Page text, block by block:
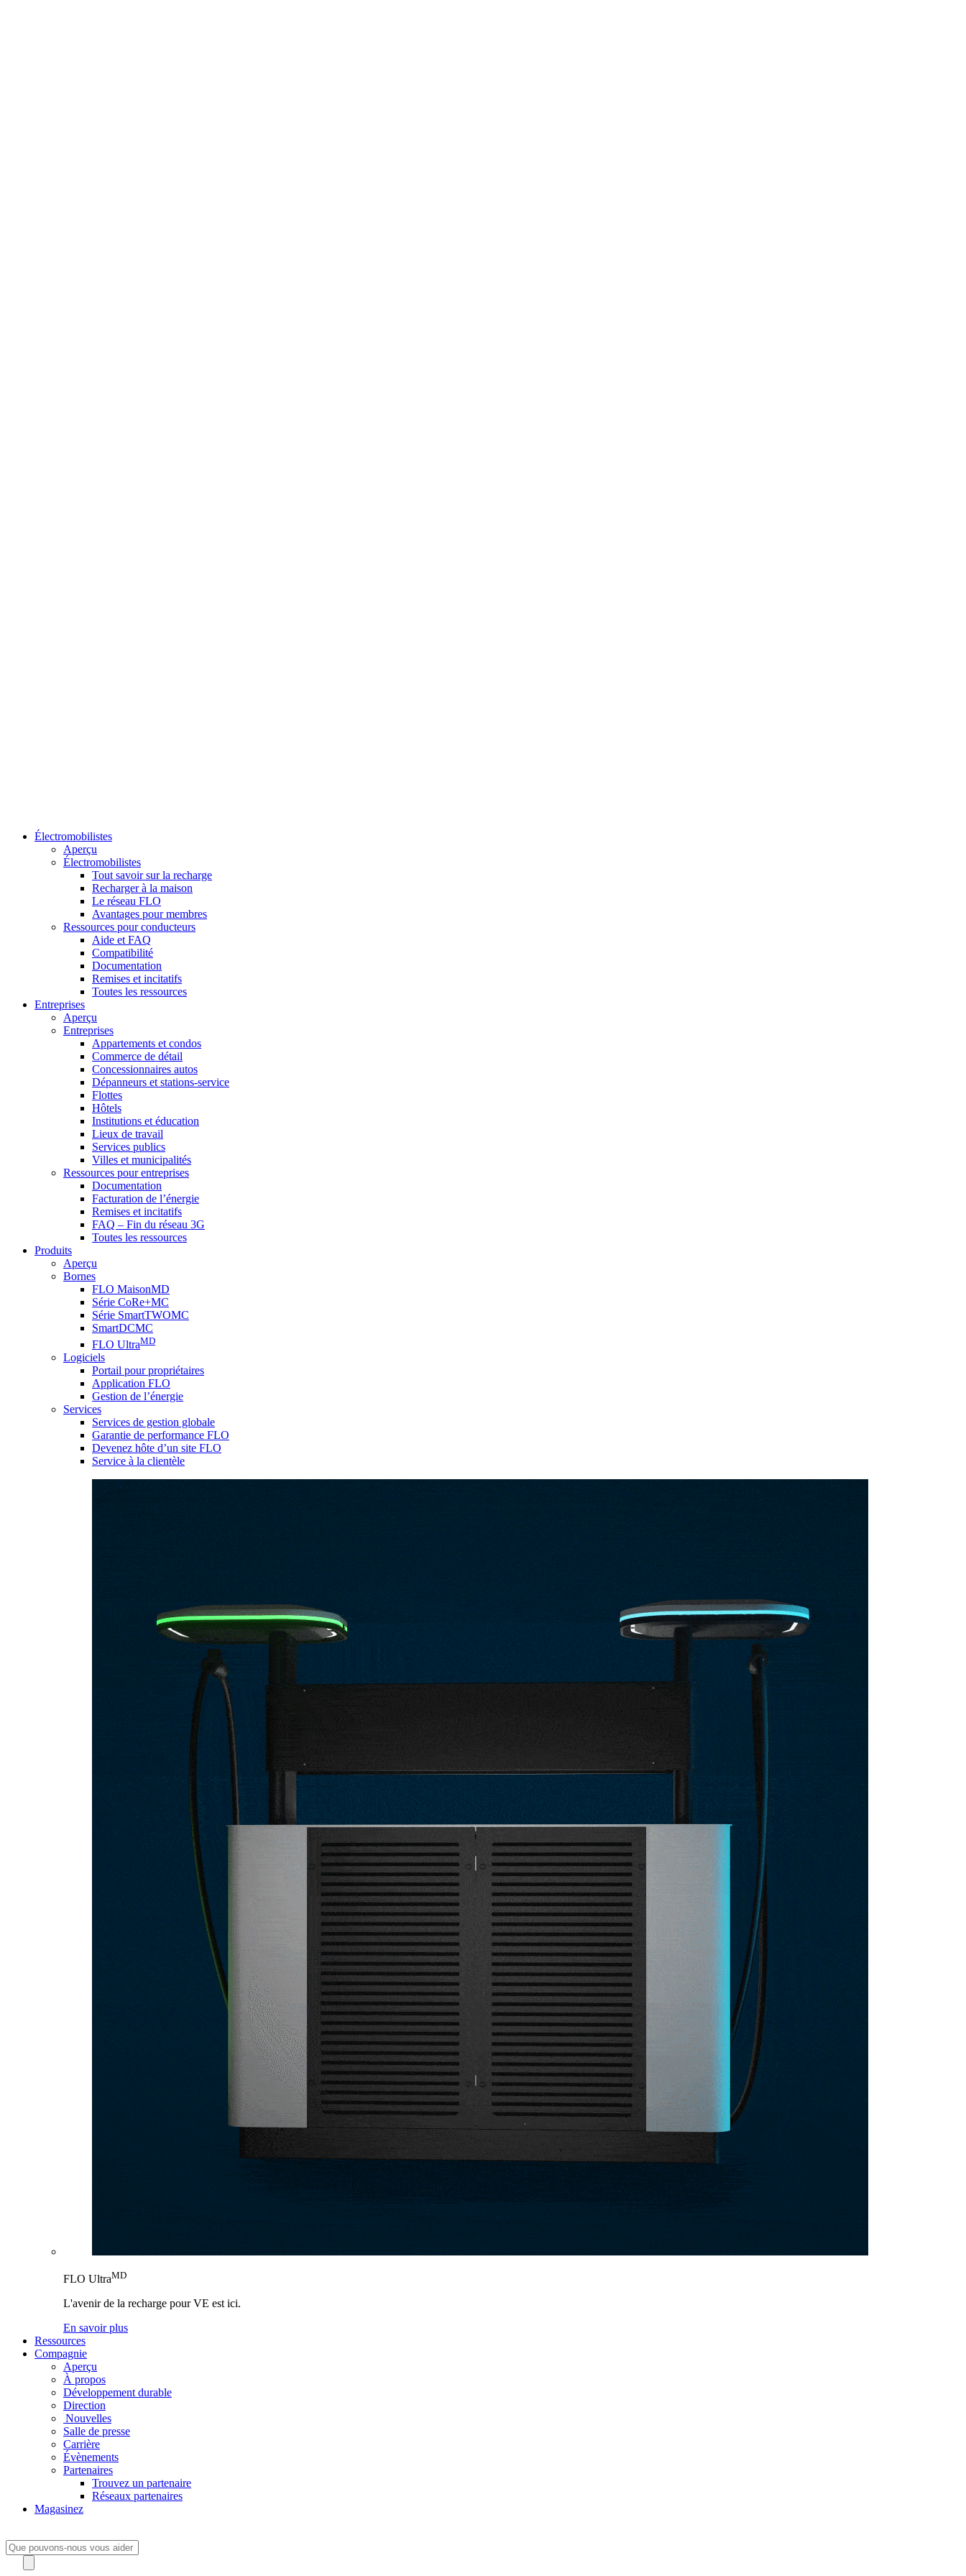
Électromobilistes
Aperçu
Électromobilistes
Tout savoir sur la recharge
Recharger à la maison
Le réseau FLO
Avantages pour membres
Ressources pour conducteurs
Aide et FAQ
Compatibilité
Documentation
Remises et incitatifs
Toutes les ressources
Entreprises
Aperçu
Entreprises
Appartements et condos
Commerce de détail
Concessionnaires autos
Dépanneurs et stations-service
Flottes
Hôtels
Institutions et éducation
Lieux de travail
Services publics
Villes et municipalités
Ressources pour entreprises
Documentation
Facturation de l’énergie
Remises et incitatifs
FAQ – Fin du réseau 3G
Toutes les ressources
Produits
Aperçu
Bornes
FLO MaisonMD
Série CoRe+MC
Série SmartTWOMC
SmartDCMC
FLO UltraMD
Logiciels
Portail pour propriétaires
Application FLO
Gestion de l’énergie
Services
Services de gestion globale
Garantie de performance FLO
Devenez hôte d’un site FLO
Service à la clientèle
FLO UltraMD
L'avenir de la recharge pour VE est ici.
En savoir plus
Ressources
Compagnie
Aperçu
À propos
Développement durable
Direction
Nouvelles
Salle de presse
Carrière
Évènements
Partenaires
Trouvez un partenaire
Réseaux partenaires
Magasinez